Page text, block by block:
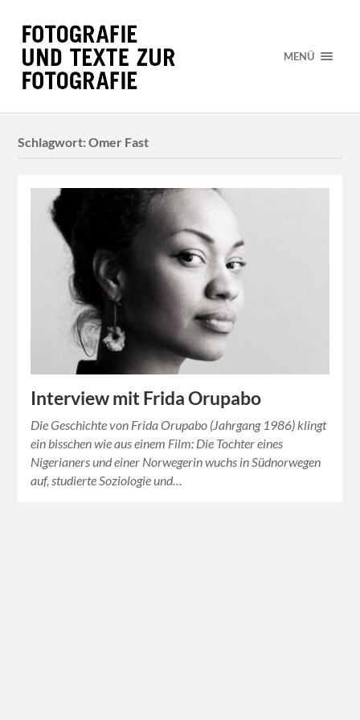
MENÜ
Schlagwort:Omer Fast
Interview mit Frida Orupabo
Die Geschichte von Frida Orupabo (Jahrgang 1986) klingt
ein bisschen wie aus einem Film: Die Tochter eines
Nigerianers und einer Norwegerin wuchs in Südnorwegen
auf, studierte Soziologie und…